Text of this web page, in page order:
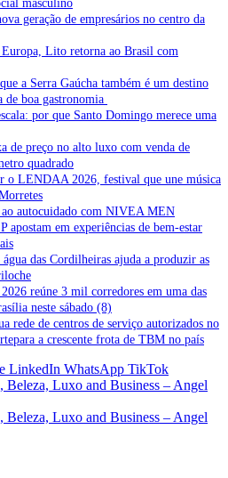
masculino
geração de empresários no centro da
Europa, Lito retorna ao Brasil com
a Serra Gaúcha também é um destino
de boa gastronomia
por que Santo Domingo merece uma
de preço no alto luxo com venda de
quadrado
o LENDAA 2026, festival que une música
autocuidado com NIVEA MEN
apostam em experiências de bem-estar
das Cordilheiras ajuda a produzir as
reúne 3 mil corredores em uma das
neste sábado (8)
rede de centros de serviço autorizados no
a crescente frota de TBM no país
LinkedIn WhatsApp TikTok